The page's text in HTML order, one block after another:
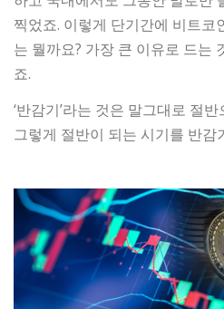
찍었죠. 이렇게 단기간에 비트코
는 뭘까요? 가장 큰 이유로 드는
죠.
‘반감기’라는 것은 말그대로 절
그렇게 절반이 되는 시기를 반감